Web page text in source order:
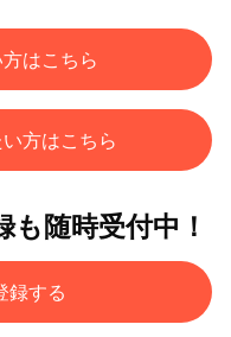
はこちら
方はこちら
随時受付中！
録する